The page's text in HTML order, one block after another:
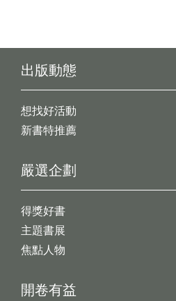
出版動態
想找好活動
新書特推薦
開卷有益
嚴選企劃
得獎好書
主題書展
焦點人物